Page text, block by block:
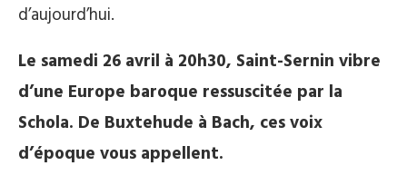
d’aujourd’hui.
Le samedi 26 avril à 20h30, Saint-Sernin vibre
d’une Europe baroque ressuscitée par la
Schola. De Buxtehude à Bach, ces voix
d’époque vous appellent.